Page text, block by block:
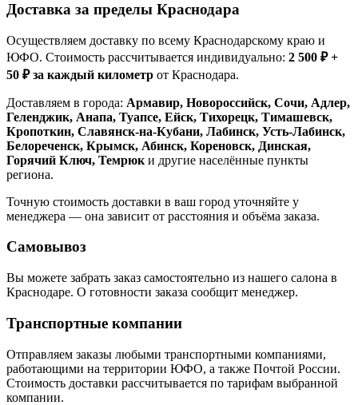
Доставка за пределы Краснодара
Осуществляем доставку по всему Краснодарскому краю и
ЮФО. Стоимость рассчитывается индивидуально: 2 500 ₽ +
50 ₽ за каждый километр от Краснодара.
Доставляем в города: Армавир, Новороссийск, Сочи, Адлер,
Геленджик, Анапа, Туапсе, Ейск, Тихорецк, Тимашевск,
Кропоткин, Славянск-на-Кубани, Лабинск, Усть-Лабинск,
Белореченск, Крымск, Абинск, Кореновск, Динская,
Горячий Ключ, Темрюк и другие населённые пункты
региона.
Точную стоимость доставки в ваш город уточняйте у
менеджера — она зависит от расстояния и объёма заказа.
Самовывоз
Вы можете забрать заказ самостоятельно из нашего салона в
Краснодаре. О готовности заказа сообщит менеджер.
Транспортные компании
Отправляем заказы любыми транспортными компаниями,
работающими на территории ЮФО, а также Почтой России.
Стоимость доставки рассчитывается по тарифам выбранной
компании.